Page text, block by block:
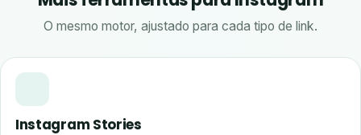
O mesmo motor, ajustado para cada tipo de link.
Instagram Stories